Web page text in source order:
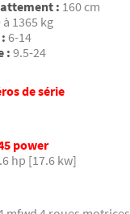
: 160 cm
à 1365 kg
6-14
: 9.5-24
de série
power
hp [17.6 kw]